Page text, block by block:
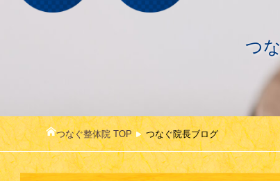
つ
つなぐ整体院 TOP つなぐ院長ブログ